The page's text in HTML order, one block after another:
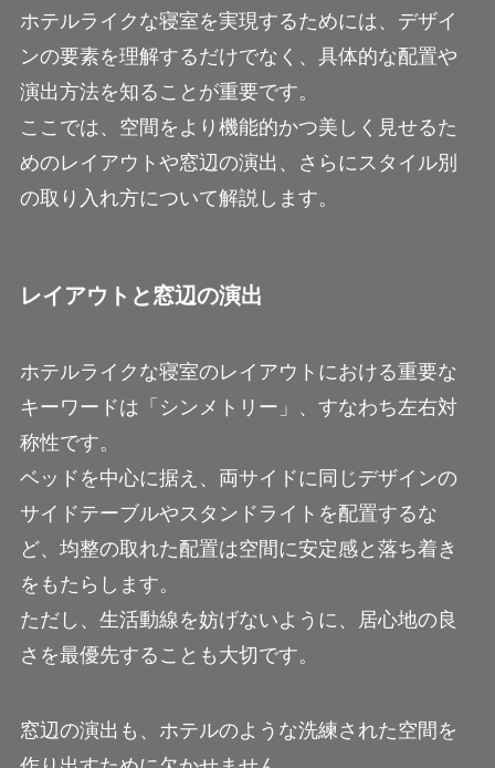
ホテルライクな寝室を実現するためには、デザイ
ンの要素を理解するだけでなく、具体的な配置や
演出方法を知ることが重要です。
ここでは、空間をより機能的かつ美しく見せるた
めのレイアウトや窓辺の演出、さらにスタイル別
の取り入れ方について解説します。
レイアウトと窓辺の演出
ホテルライクな寝室のレイアウトにおける重要な
キーワードは「シンメトリー」、すなわち左右対
称性です。
ベッドを中心に据え、両サイドに同じデザインの
サイドテーブルやスタンドライトを配置するな
ど、均整の取れた配置は空間に安定感と落ち着き
をもたらします。
ただし、生活動線を妨げないように、居心地の良
さを最優先することも大切です。
窓辺の演出も、ホテルのような洗練された空間を